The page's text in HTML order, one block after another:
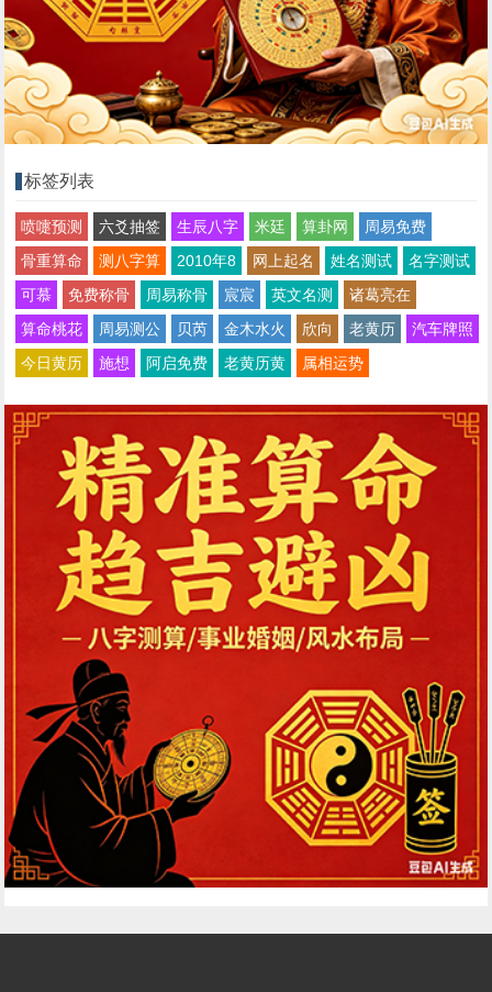
标签列表
喷嚏预测 六爻抽签 生辰八字 米廷 算卦网
周易免费
骨重算命
测八字算 2010年8 网上起名 姓名测试
名字测试
可慕
免费称骨 周易称骨 宸宸 英文名测
诸葛亮在
算命桃花
周易测公 贝芮 金木水火 欣向 老黄历
汽车牌照
今日黄历
施想 阿启免费 老黄历黄 属相运势